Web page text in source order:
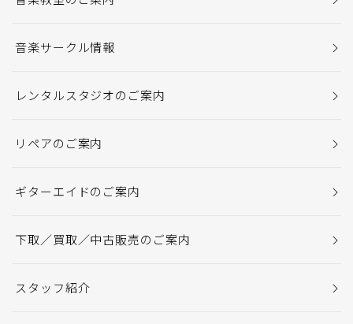
音楽サークル情報
レンタルスタジオのご案内
リペアのご案内
ギターエイドのご案内
下取／買取／中古販売のご案内
スタッフ紹介